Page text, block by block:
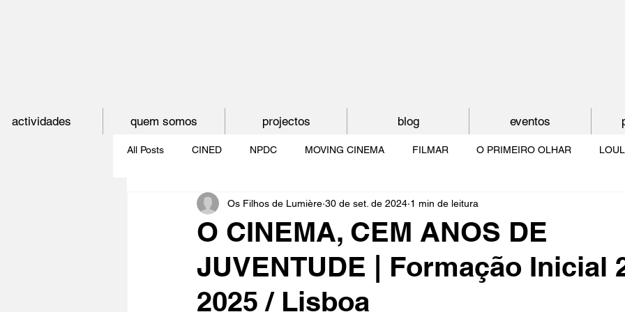
All Posts CINED NPDC MOVING CINEMA FILMAR O PRIMEIRO OLHAR
O CINEMA, CEM ANOS DE JUVENTUDE O MUNDO À NOSSA VOLTA
CINECLUBE DAS GAIVOTAS O CINEMA POR DENTRO CRESCER COM O CINEMA NO
O CINEMA, CEM ANOS DE
JUVENTUDE | Formação Inicial
2025 / Lisboa
Os Filhos de Lumière 30 de set. de 2024 1 min de leitura
actividades quem somos projectos blog eventos